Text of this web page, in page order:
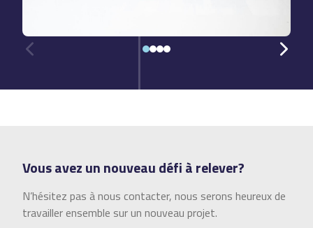
Vous avez un nouveau défi à relever?
N’hésitez pas à nous contacter, nous serons heureux de
travailler ensemble sur un nouveau projet.